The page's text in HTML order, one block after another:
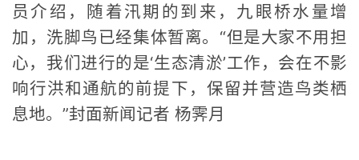
员介绍，随着汛期的到来，九眼桥水量增
加，洗脚鸟已经集体暂离。“但是大家不用担
心，我们进行的是‘生态清淤’工作，会在不影
响行洪和通航的前提下，保留并营造鸟类栖
息地。”封面新闻记者 杨霁月